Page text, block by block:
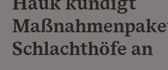
Schlachthöfe an